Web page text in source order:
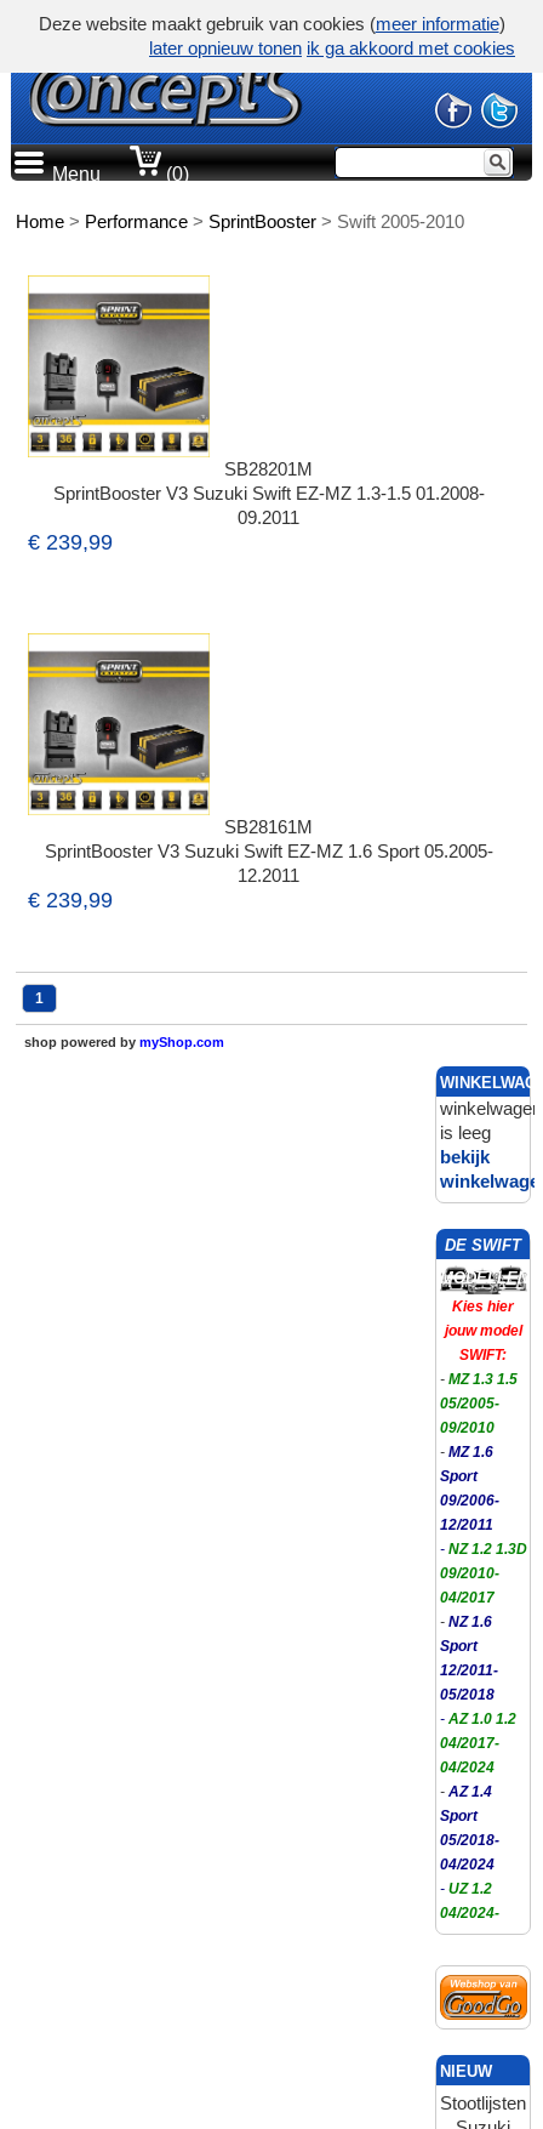
Menu (0)
Home > Performance > SprintBooster > Swift 2005-2010
SB28201M
SprintBooster V3 Suzuki Swift EZ-MZ 1.3-1.5 01.2008-
09.2011
€ 239,99
SB28161M
SprintBooster V3 Suzuki Swift EZ-MZ 1.6 Sport 05.2005-
12.2011
€ 239,99
1
shop powered by myShop.com
winkelwagen
is leeg
bekijk
DE SWIFT
MODELLEN
Kies hier
jouw model
SWIFT:
- MZ 1.3 1.5
05/2005-
09/2010
- MZ 1.6
Sport
09/2006-
12/2011
- NZ 1.2 1.3D
09/2010-
04/2017
- NZ 1.6
Sport
12/2011-
05/2018
- AZ 1.0 1.2
04/2017-
04/2024
- AZ 1.4
Sport
05/2018-
04/2024
- UZ 1.2
04/2024-
NIEUW
Stootlijsten
Deze website maakt gebruik van cookies (meer informatie)
later opnieuw tonen ik ga akkoord met cookies